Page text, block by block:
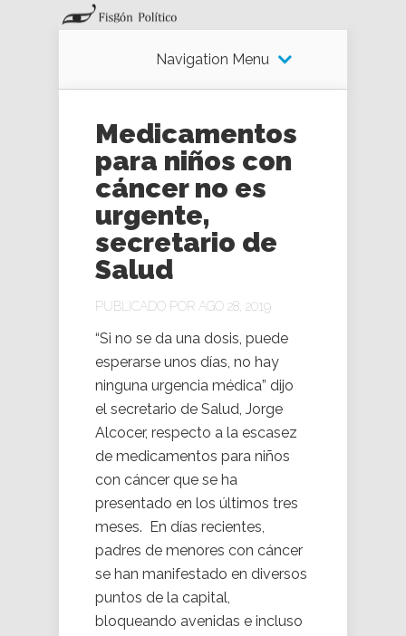
Navigation Menu
Medicamentos
para niños con
cáncer no es
urgente,
secretario de
Salud
PUBLICADO POR AGO 28, 2019
“Si no se da una dosis, puede
esperarse unos días, no hay
ninguna urgencia médica” dijo
el secretario de Salud, Jorge
Alcocer, respecto a la escasez
de medicamentos para niños
con cáncer que se ha
presentado en los últimos tres
meses. En días recientes,
padres de menores con cáncer
se han manifestado en diversos
puntos de la capital,
bloqueando avenidas e incluso